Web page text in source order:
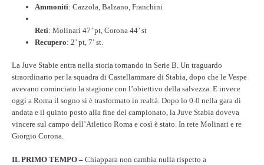
Ammoniti: Cazzola, Balzano, Franchini
Reti: Molinari 47’ pt, Corona 44’ st
Recupero: 2’ pt, 7′ st.
La Juve Stabie entra nella storia tornando in Serie B. Un traguardo
straordinario per la squadra di Castellammare di Stabia, dopo che le Vespe
avevano cominciato la stagione con l’obiettivo della salvezza. E invece
oggi a Roma il sogno si è trasformato in realtà. Dopo lo 0-0 nella gara di
andata e il quinto posto alla fine del campionato, la Juve Stabia doveva
vincere sul campo dell’Atletico Roma e così è stato. In rete Molinari e re
Giorgio Corona.
IL PRIMO TEMPO – Chiappara non cambia nulla rispetto a